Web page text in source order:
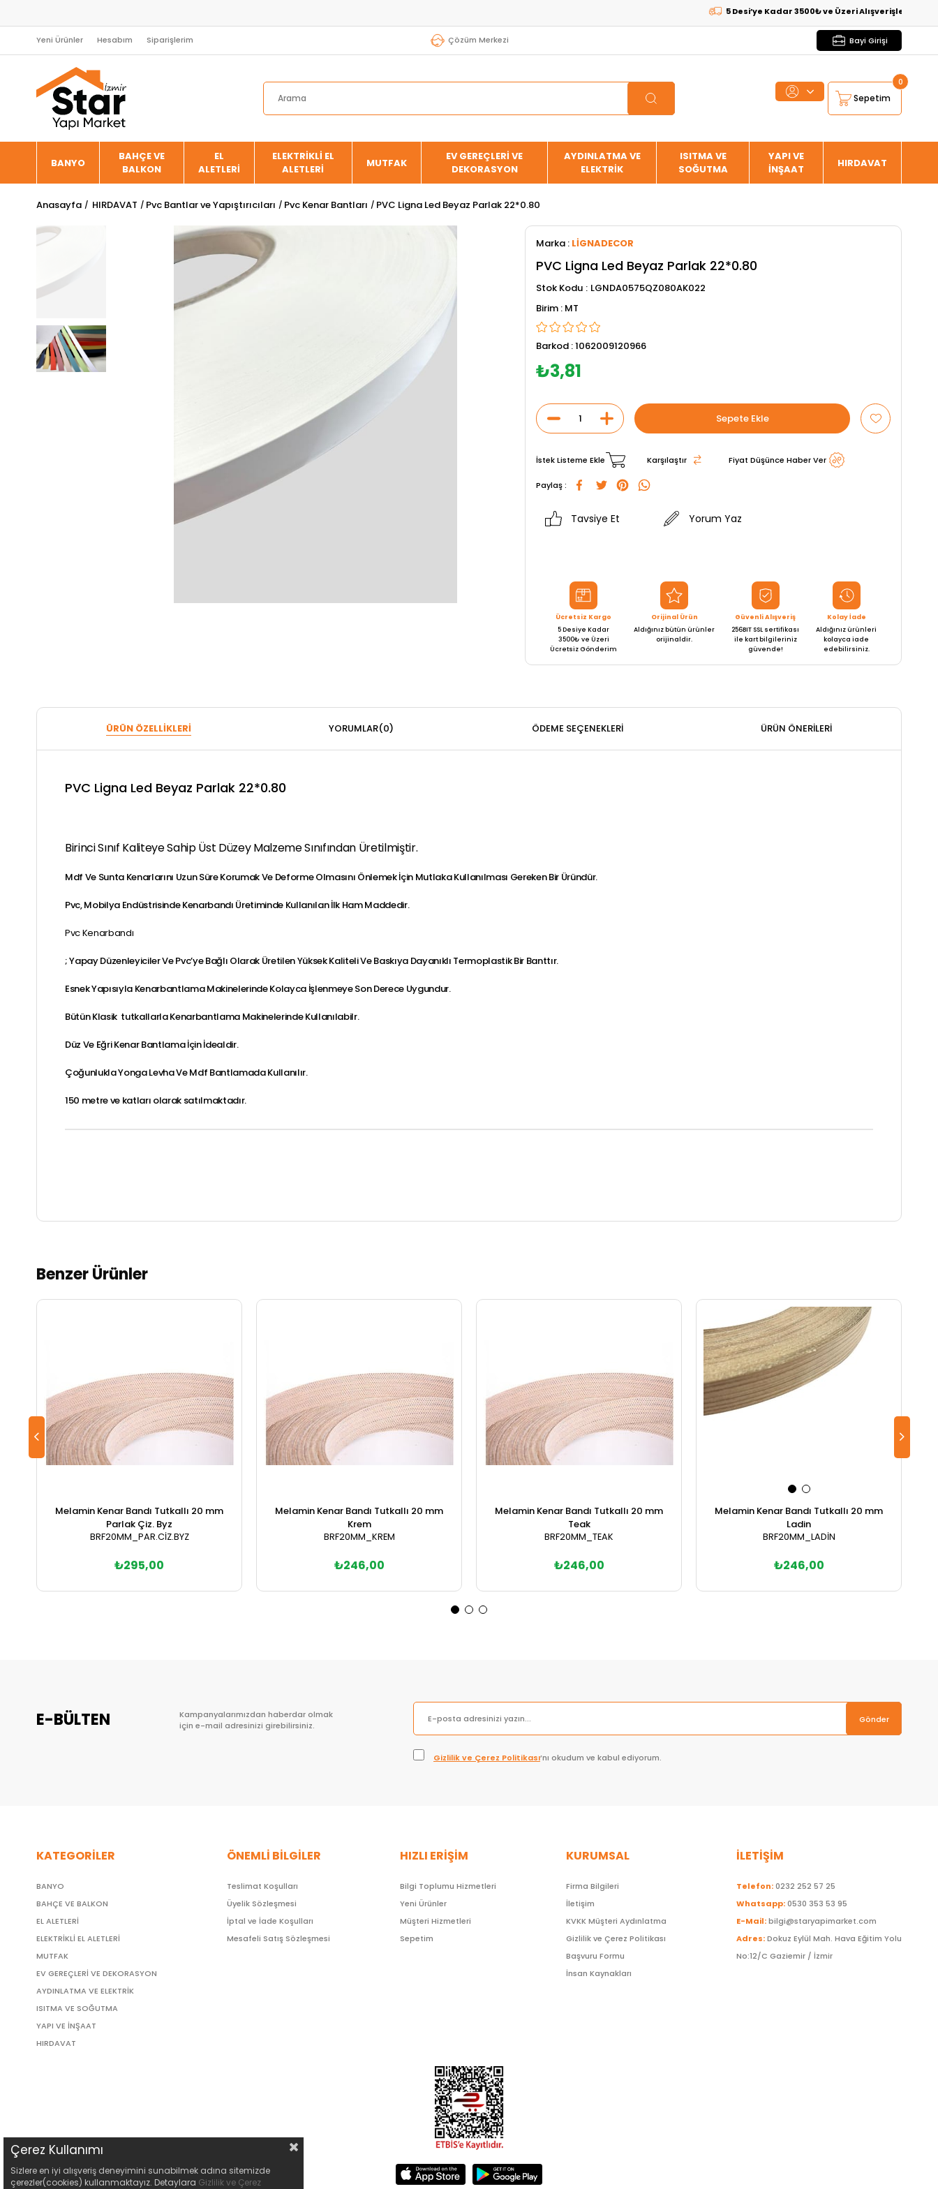
5 Desi’ye Kadar 3500₺ ve Üzeri AlışverişlerdeKARGO
Yeni Ürünler Hesabım Siparişlerim Çözüm Merkezi Bayi Girişi
Sepetim
0
BANYO
BAHÇE VE
BALKON
EL
ALETLERİ
ELEKTRİKLİ EL
ALETLERİ
MUTFAK
EV GEREÇLERİ VE
DEKORASYON
AYDINLATMA VE
ELEKTRİK
ISITMA VE
SOĞUTMA
YAPI VE
İNŞAAT
HIRDAVAT
Anasayfa HIRDAVAT Pvc Bantlar ve Yapıştırıcıları Pvc Kenar Bantları PVC Ligna Led Beyaz Parlak 22*0.80
Marka : LİGNADECOR
PVC Ligna Led Beyaz Parlak 22*0.80
Stok Kodu
LGNDA0575QZ080AK022
MT
Barkod :1062009120966
₺3,81
İstek Listeme Ekle Karşılaştır Fiyat Düşünce Haber Ver
Paylaş :
Tavsiye Et Yorum Yaz
Ücretsiz Kargo
5 Desiye Kadar
3500₺ ve Üzeri
Ücretsiz Gönderim
Orijinal Ürün
Aldığınız bütün ürünler
orijinaldir.
Güvenli Alışveriş
256BIT SSL sertifikası
ile kart bilgileriniz
güvende!
Kolay İade
Aldığınız ürünleri
kolayca iade
edebilirsiniz.
ÜRÜN ÖZELLIKLERI YORUMLAR(0) ÖDEME SEÇENEKLERI ÜRÜN ÖNERILERI
PVC Ligna Led Beyaz Parlak 22*0.80
Birinci Sınıf Kaliteye Sahip Üst Düzey Malzeme Sınıfından Üretilmiştir.
Mdf Ve Sunta Kenarlarını Uzun Süre Korumak Ve Deforme Olmasını Önlemek İçin Mutlaka Kullanılması Gereken Bir Üründür.
Pvc, Mobilya Endüstrisinde Kenarbandı Üretiminde Kullanılan İlk Ham Maddedir.
Pvc Kenarbandı
; Yapay Düzenleyiciler Ve Pvc’ye Bağlı Olarak Üretilen Yüksek Kaliteli Ve Baskıya Dayanıklı Termoplastik Bir Banttır.
Esnek Yapısıyla Kenarbantlama Makinelerinde Kolayca İşlenmeye Son Derece Uygundur.
Bütün Klasik tutkallarla Kenarbantlama Makinelerinde Kullanılabilr.
Düz Ve Eğri Kenar Bantlama İçin İdealdir.
Çoğunlukla Yonga Levha Ve Mdf Bantlamada Kullanılır.
150 metre ve katları olarak satılmaktadır.
Benzer Ürünler
Melamin Kenar Bandı Tutkallı 20 mm
Parlak Çiz. Byz
BRF20MM_PAR.CİZ.BYZ
₺295,00
Melamin Kenar Bandı Tutkallı 20 mm
Krem
BRF20MM_KREM
₺246,00
Melamin Kenar Bandı Tutkallı 20 mm
Teak
BRF20MM_TEAK
₺246,00
Melamin Kenar Bandı Tutkallı 20 mm
Ladin
BRF20MM_LADİN
₺246,00
E-BÜLTEN
Kampanyalarımızdan haberdar olmak
için e-mail adresinizi girebilirsiniz.
Gönder
Gizlilik ve Çerez Politikası’nı okudum ve kabul ediyorum.
KATEGORİLER
BANYO
BAHÇE VE BALKON
EL ALETLERİ
ELEKTRİKLİ EL ALETLERİ
MUTFAK
EV GEREÇLERİ VE DEKORASYON
AYDINLATMA VE ELEKTRİK
ISITMA VE SOĞUTMA
YAPI VE İNŞAAT
HIRDAVAT
ÖNEMLİ BİLGİLER
Teslimat Koşulları
Üyelik Sözleşmesi
İptal ve İade Koşulları
Mesafeli Satış Sözleşmesi
HIZLI ERİŞİM
Bilgi Toplumu Hizmetleri
Yeni Ürünler
Müşteri Hizmetleri
Sepetim
KURUMSAL
Firma Bilgileri
İletişim
KVKK Müşteri Aydınlatma
Gizlilik ve Çerez Politikası
Başvuru Formu
İnsan Kaynakları
İLETİŞİM
Telefon:0232 252 57 25
Whatsapp:0530 353 53 95
E-Mail:bilgi@staryapimarket.com
Adres:Dokuz Eylül Mah. Hava Eğitim Yolu
No:12/C Gaziemir / İzmir
Çerez Kullanımı
Sizlere en iyi alışveriş deneyimini sunabilmek adına sitemizde
çerezler(cookies) kullanmaktayız. Detaylara Gizlilik ve Çerez